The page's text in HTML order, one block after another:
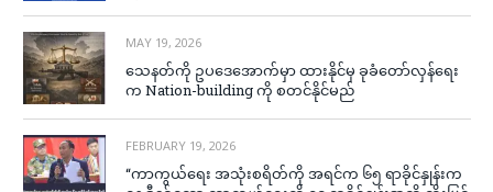
MAY 19, 2026
သေနတ်ကို ဥပဒေအောက်မှာ ထားနိုင်မှ ခုခံတော်လှန်ရေး
က Nation-building ကို စတင်နိုင်မည်
FEBRUARY 19, 2026
“ကာကွယ်ရေး အသုံးစရိတ်ကို အရင်က ၆၅ ရာခိုင်နှုန်းက